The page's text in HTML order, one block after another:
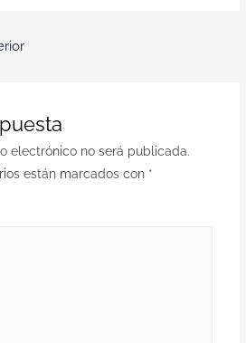
electrónico no será publicada.
están marcados con *